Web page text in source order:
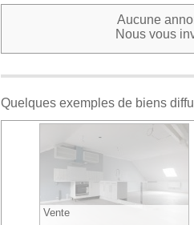
Aucune
Nous vous
Quelques exemples de biens
Vente